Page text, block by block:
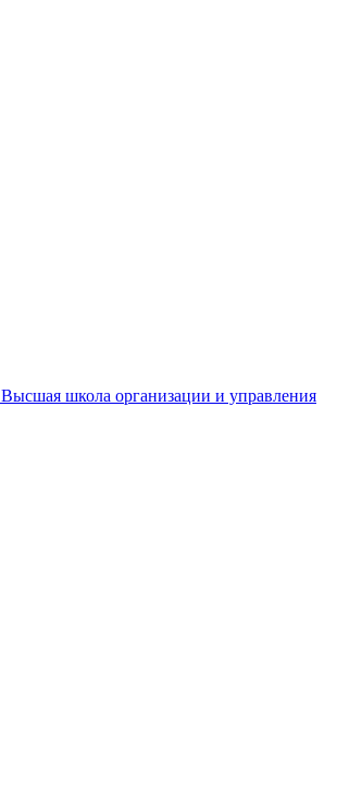
Высшая школа организации и управления